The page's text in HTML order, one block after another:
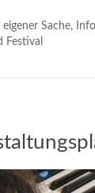
eigener Sache,
Festival